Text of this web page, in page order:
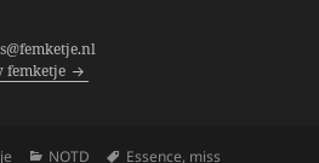
femketje
Categories
NOTD Tags
Essence, miss